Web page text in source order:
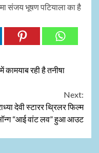
संजय भूषण पटियाला का है
रही है तनीषा
Next:
देवी स्टारर थ्रिलर फिल्म
“आई वांट लव” हुआ आउट